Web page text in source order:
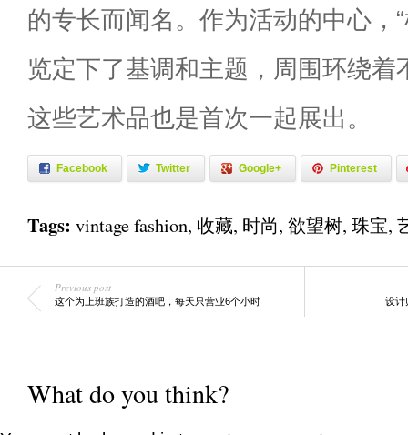
的专长而闻名。作为活动的中心，
览定下了基调和主题，周围环绕着
这些艺术品也是首次一起展出。
Facebook Twitter Google+ Pinterest
Tags: vintage fashion, 收藏, 时尚, 欲望树, 珠宝,
Previous post
这个为上班族打造的酒吧，每天只营业6个小时 设计
What do you think?